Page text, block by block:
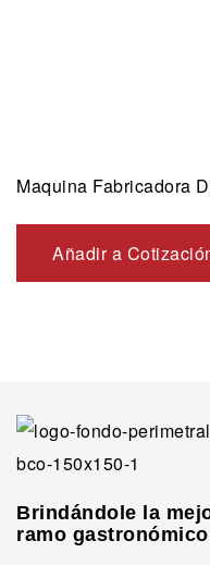
Maquina Fabricadora
Añadir a
Brindándole la
ramo